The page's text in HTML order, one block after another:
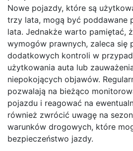
Nowe pojazdy, które są
trzy lata, mogą być poddawane
lata. Jednakże warto pamiętać,
wymogów prawnych, zaleca się
dodatkowych kontroli w
użytkowania auta lub
niepokojących objawów.
pozwalają na bieżąco
pojazdu i reagować na
również zwrócić uwagę na
warunków drogowych, które
bezpieczeństwo jazdy.